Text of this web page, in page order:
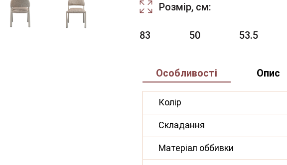
Розмір, см:
83 50 53.5
Особливості Опис
Колір
Складання
Матеріал оббивки